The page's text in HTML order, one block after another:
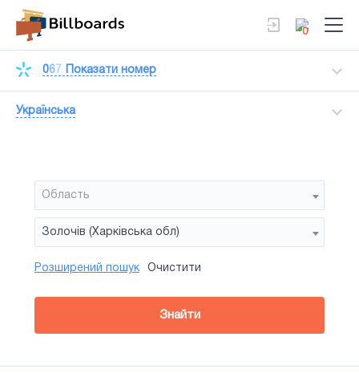
0
067 Показати номер
Українська
Область
Золочів (Харківська обл)
Район
Сторона
Усi
Розширений пошук Очистити
Знайти